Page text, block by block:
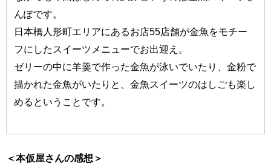
んぽです。
日本橋人形町エリアにあるお店55店舗が金魚をモチー
フにしたスイーツメニューでお出迎え。
ゼリーの中に羊羹で作った金魚が泳いでいたり、金粉で
描かれた金魚がいたりと、金魚スイーツのはしごも楽し
めるということです。
＜本仮屋さんの感想＞